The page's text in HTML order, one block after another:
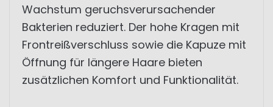
Wachstum geruchsverursachender
Bakterien reduziert. Der hohe Kragen mit
Frontreißverschluss sowie die Kapuze mit
Öffnung für längere Haare bieten
zusätzlichen Komfort und Funktionalität.